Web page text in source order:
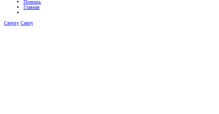
Помощь
Главная
Сверху Снизу